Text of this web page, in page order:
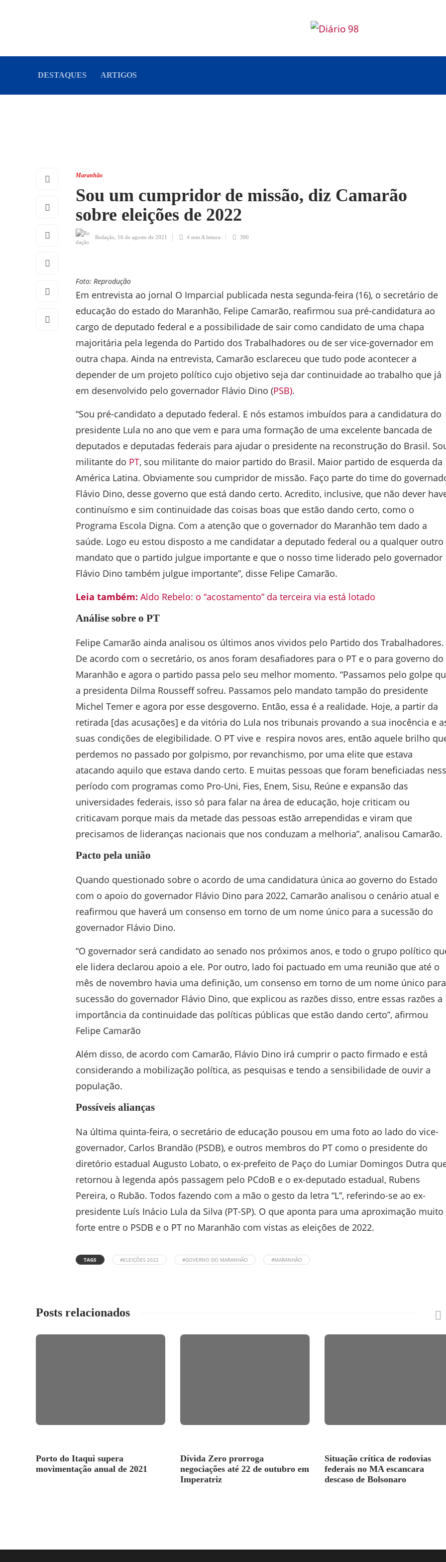
DESTAQUES ARTIGOS
Maranhão
Sou um cumpridor de missão, diz Camarão
sobre eleições de 2022
Redação 16 de agosto de 2021 4 min A leitura 390
Foto: Reprodução
Em entrevista ao jornal O Imparcial publicada nesta segunda-feira (16), o secretário de
educação do estado do Maranhão, Felipe Camarão, reafirmou sua pré-candidatura ao
cargo de deputado federal e a possibilidade de sair como candidato de uma chapa
majoritária pela legenda do Partido dos Trabalhadores ou de ser vice-governador em
outra chapa. Ainda na entrevista, Camarão esclareceu que tudo pode acontecer a
depender de um projeto político cujo objetivo seja dar continuidade ao trabalho que já
em desenvolvido pelo governador Flávio Dino (PSB).
“Sou pré-candidato a deputado federal. E nós estamos imbuídos para a candidatura do
presidente Lula no ano que vem e para uma formação de uma excelente bancada de
deputados e deputadas federais para ajudar o presidente na reconstrução do Brasil.
militante do PT, sou militante do maior partido do Brasil. Maior partido de esquerda da
América Latina. Obviamente sou cumpridor de missão. Faço parte do time do
Flávio Dino, desse governo que está dando certo. Acredito, inclusive, que não dever
continuísmo e sim continuidade das coisas boas que estão dando certo, como o
Programa Escola Digna. Com a atenção que o governador do Maranhão tem dado a
saúde. Logo eu estou disposto a me candidatar a deputado federal ou a qualquer outro
mandato que o partido julgue importante e que o nosso time liderado pelo governador
Flávio Dino também julgue importante”, disse Felipe Camarão.
Leia também: Aldo Rebelo: o “acostamento” da terceira via está lotado
Análise sobre o PT
Felipe Camarão ainda analisou os últimos anos vividos pelo Partido dos Trabalhadores.
De acordo com o secretário, os anos foram desafiadores para o PT e o para governo do
Maranhão e agora o partido passa pelo seu melhor momento. “Passamos pelo golpe
a presidenta Dilma Rousseff sofreu. Passamos pelo mandato tampão do presidente
Michel Temer e agora por esse desgoverno. Então, essa é a realidade. Hoje, a partir da
retirada [das acusações] e da vitória do Lula nos tribunais provando a sua inocência e
suas condições de elegibilidade. O PT vive e respira novos ares, então aquele brilho
perdemos no passado por golpismo, por revanchismo, por uma elite que estava
atacando aquilo que estava dando certo. E muitas pessoas que foram beneficiadas
período com programas como Pro-Uni, Fies, Enem, Sisu, Reúne e expansão das
universidades federais, isso só para falar na área de educação, hoje criticam ou
criticavam porque mais da metade das pessoas estão arrependidas e viram que
precisamos de lideranças nacionais que nos conduzam a melhoria”, analisou Camarão.
Pacto pela união
Quando questionado sobre o acordo de uma candidatura única ao governo do Estado
com o apoio do governador Flávio Dino para 2022, Camarão analisou o cenário atual e
reafirmou que haverá um consenso em torno de um nome único para a sucessão do
governador Flávio Dino.
“O governador será candidato ao senado nos próximos anos, e todo o grupo político
ele lidera declarou apoio a ele. Por outro, lado foi pactuado em uma reunião que até o
mês de novembro havia uma definição, um consenso em torno de um nome único
sucessão do governador Flávio Dino, que explicou as razões disso, entre essas razões a
importância da continuidade das políticas públicas que estão dando certo”, afirmou
Felipe Camarão
Além disso, de acordo com Camarão, Flávio Dino irá cumprir o pacto firmado e está
considerando a mobilização política, as pesquisas e tendo a sensibilidade de ouvir a
população.
Possíveis alianças
Na última quinta-feira, o secretário de educação pousou em uma foto ao lado do vice-
governador, Carlos Brandão (PSDB), e outros membros do PT como o presidente do
diretório estadual Augusto Lobato, o ex-prefeito de Paço do Lumiar Domingos Dutra
retornou à legenda após passagem pelo PCdoB e o ex-deputado estadual, Rubens
Pereira, o Rubão. Todos fazendo com a mão o gesto da letra “L”, referindo-se ao ex-
presidente Luís Inácio Lula da Silva (PT-SP). O que aponta para uma aproximação muito
forte entre o PSDB e o PT no Maranhão com vistas as eleições de 2022.
TAGS #ELEIÇÕES 2022 #GOVERNO DO MARANHÃO #MARANHÃO
Posts relacionados
Porto do Itaqui supera
movimentação anual de 2021
Dívida Zero prorroga
negociações até 22 de outubro em
Imperatriz
Situação crítica de rodovias
federais no MA escancara
descaso de Bolsonaro